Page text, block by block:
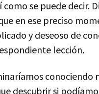
se puede decir.
en ese preciso
y deseoso de
lección.
conociendo
descubrir si